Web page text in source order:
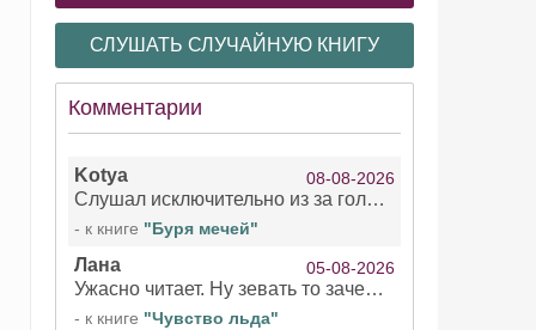
СЛУШАТЬ СЛУЧАЙНУЮ КНИГУ
Комментарии
Kotya 08-08-2026
Слушал исключительно из за голоса девушки озвучивающей Арью Сансу и Кейтлин . Жаль что ее голос не озвучил остальное . При всем уважении к чтецами мужчинам/не. Интересно, есть ли с ее озвучкой еще какие нибудь книги?!
- к книге "Буря мечей"
Лана 05-08-2026
Ужасно читает. Ну зевать то зачем. Уже не говорю, что ударения ставит, как хочет.
- к книге "Чувство льда"